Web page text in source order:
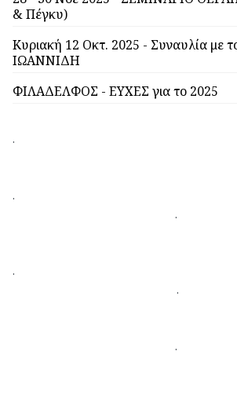
& Πέγκυ)
Κυριακή 12 Οκτ. 2025 - Συναυλία
ΙΩΑΝΝΙΔΗ
ΦΙΛΑΔΕΛΦΟΣ - ΕΥΧΕΣ για το 2025
.
.
.
.
.
.